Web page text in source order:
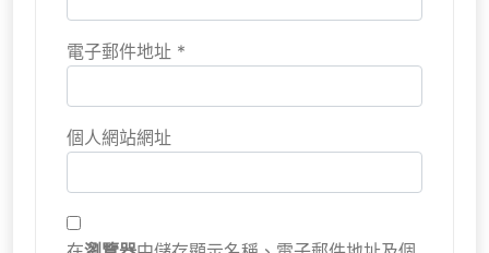
電子郵件地址 *
個人網站網址